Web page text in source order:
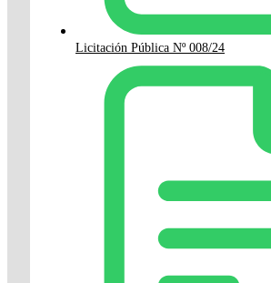
Licitación Pública Nº 008/24